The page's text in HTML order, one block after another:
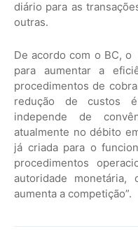
diário para as
outras.
De acordo com o BC,
para aumentar a
procedimentos de
redução de custos
independe de
atualmente no débito
já criada para o
procedimentos
autoridade
aumenta a competição”.